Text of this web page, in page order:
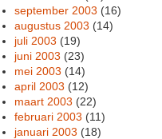
september 2003 (16)
augustus 2003 (14)
juli 2003 (19)
juni 2003 (23)
mei 2003 (14)
april 2003 (12)
maart 2003 (22)
februari 2003 (11)
januari 2003 (18)